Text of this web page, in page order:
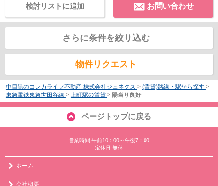
お問い合わせ
検討リストに追加
さらに条件を絞り込む
物件リクエスト
中目黒のコレカライフ不動産 株式会社ジュネクス > (賃貸)路線・駅から探す >
東急電鉄東急世田谷線 > 上町駅の賃貸 > 陽当り良好
ページトップに戻る
営業時間:午前10：00～午後7：00
定休日:無休
ホーム
会社概要